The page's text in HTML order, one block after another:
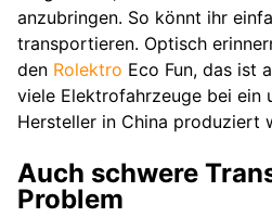
anzubringen. So könnt ihr
transportieren. Optisch
den Rolektro Eco Fun, das ist
viele Elektrofahrzeuge bei ein
Hersteller in China produziert
Auch schwere
Problem